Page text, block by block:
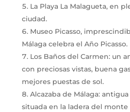
La Playa La Malagueta, en
ciudad.
Museo Picasso,
Málaga celebra el Año Picasso.
Los Baños del Carmen: un
con preciosas vistas, buena
mejores puestas de sol.
Alcazaba de Málaga:
situada en la ladera del monte